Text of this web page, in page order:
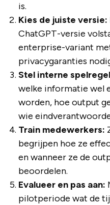
is.
Kies de juiste versie:
ChatGPT-versie
enterprise-variant
privacygaranties
Stel interne
welke informatie wel
worden, hoe output
wie
Train medewerkers:
begrijpen hoe ze
en wanneer ze de
beoordelen.
Evalueer en pas aan:
pilotperiode wat de